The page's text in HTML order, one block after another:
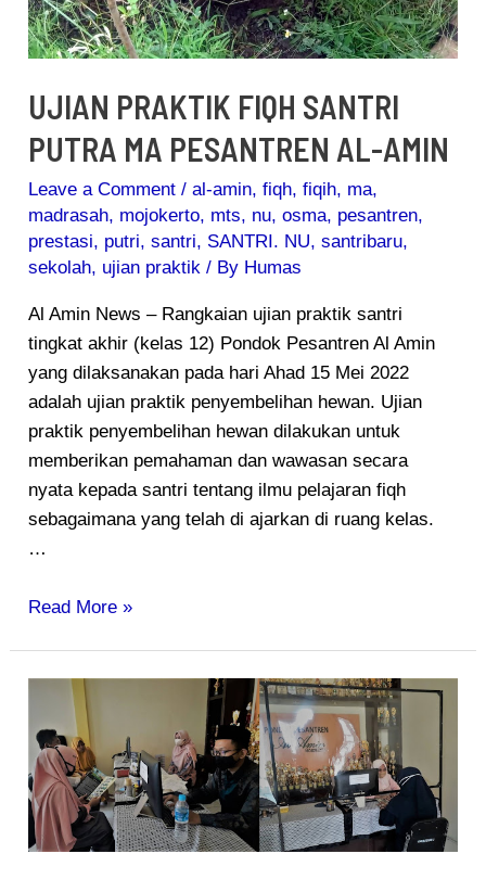
UJIAN PRAKTIK FIQH SANTRI
PUTRA MA PESANTREN AL-AMIN
Leave a Comment /al-amin,fiqh,fiqih, ma,
madrasah, mojokerto, mts, nu,osma, pesantren,
prestasi, putri,santri, SANTRI. NU,santribaru,
sekolah, ujian praktik / By Humas
Al Amin News – Rangkaian ujian praktik santri
tingkat akhir (kelas 12) Pondok Pesantren Al Amin
yang dilaksanakan pada hari Ahad 15 Mei 2022
adalah ujian praktik penyembelihan hewan. Ujian
praktik penyembelihan hewan dilakukan untuk
memberikan pemahaman dan wawasan secara
nyata kepada santri tentang ilmu pelajaran fiqh
sebagaimana yang telah di ajarkan di ruang kelas.
…
Read More »
Grand
Launching
Pendaftaran
Santri
Pesantren
Al-